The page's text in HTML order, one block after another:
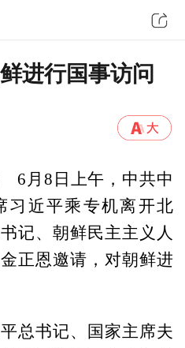
进行国事访问
6月8日上午，中共中
习近平乘专机离开北
记、朝鲜民主主义人
正恩邀请，对朝鲜进
总书记、国家主席夫